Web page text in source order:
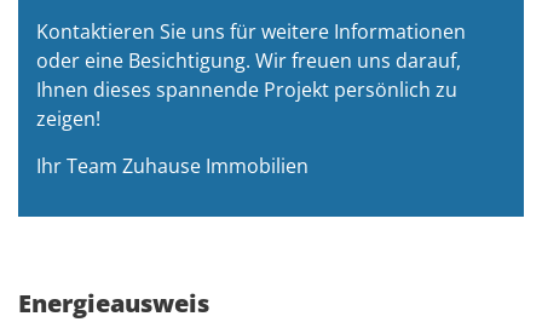
Kontaktieren Sie uns für weitere Informationen
oder eine Besichtigung. Wir freuen uns darauf,
Ihnen dieses spannende Projekt persönlich zu
zeigen!
Ihr Team Zuhause Immobilien
Energieausweis